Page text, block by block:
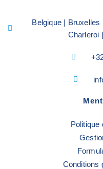
Belgique | Bruxelles
Charleroi
Politique
Conditions